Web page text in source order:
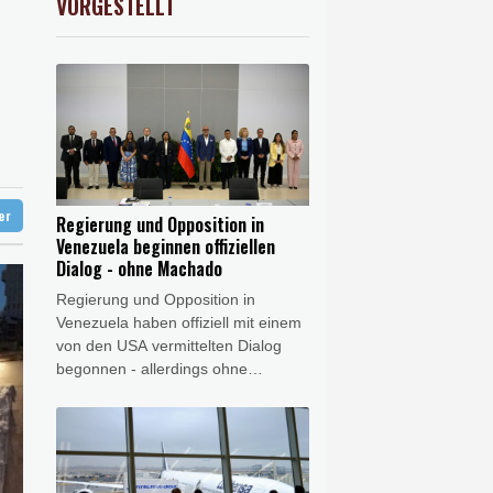
Vergeltung an
Vergeltung an
0.32%
Regierung und Opposition in
Venezuela beginnen offiziellen
Dialog - ohne Machado
Regierung und Opposition in
Venezuela haben offiziell mit einem
von den USA vermittelten Dialog
begonnen - allerdings ohne
Corina Machado. Bei den
Gesprächen solle es um die
Stärkung der Demokratie und die
Garantie politischer Rechte gehen,